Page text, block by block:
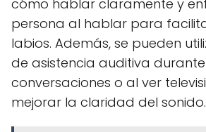
cómo hablar claramente y
persona al hablar para
labios. Además, se pueden
de asistencia auditiva durante
conversaciones o al ver
mejorar la claridad del sonido.